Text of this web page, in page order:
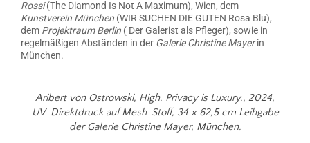
Rossi(The Diamond Is Not A Maximum), Wien, dem
Kunstverein München (WIR SUCHEN DIE GUTEN Rosa Blu),
dem Projektraum Berlin ( Der Galerist als Pfleger), sowie in
regelmäßigen Abständen in der Galerie Christine Mayerin
München.
Aribert von Ostrowski, High. Privacy is Luxury., 2024,
UV-Direktdruck auf Mesh-Stoff, 34 x 62,5 cm Leihgabe
der Galerie Christine Mayer, München.